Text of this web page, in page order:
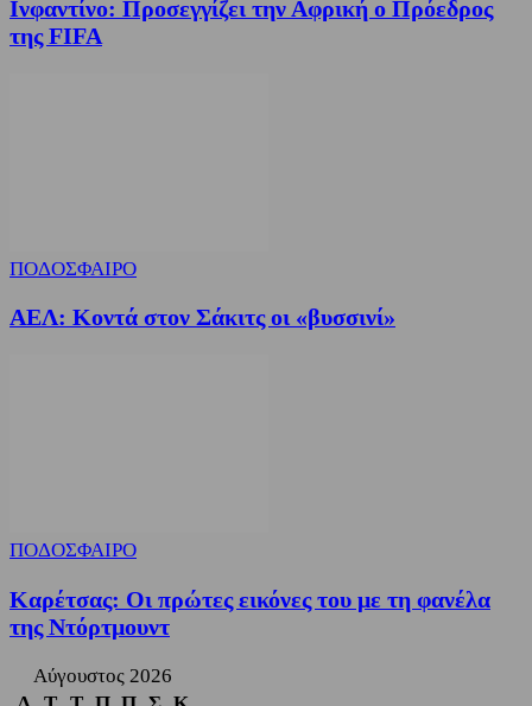
Ινφαντίνο: Προσεγγίζει την Αφρική ο Πρόεδρος
της FIFA
ΠΟΔΟΣΦΑΙΡΟ
ΑΕΛ: Κοντά στον Σάκιτς οι «βυσσινί»
ΠΟΔΟΣΦΑΙΡΟ
Καρέτσας: Οι πρώτες εικόνες του με τη φανέλα
της Ντόρτμουντ
Αύγουστος 2026